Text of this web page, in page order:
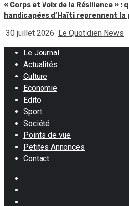
« Corps et Voix de la Résilience » :
handicapées d’Haïti reprennent la
30 juillet 2026 Le Quotidien News
Le Journal
Actualités
Culture
Economie
Edito
Sport
Société
Points de vue
Petites Annonces
Contact